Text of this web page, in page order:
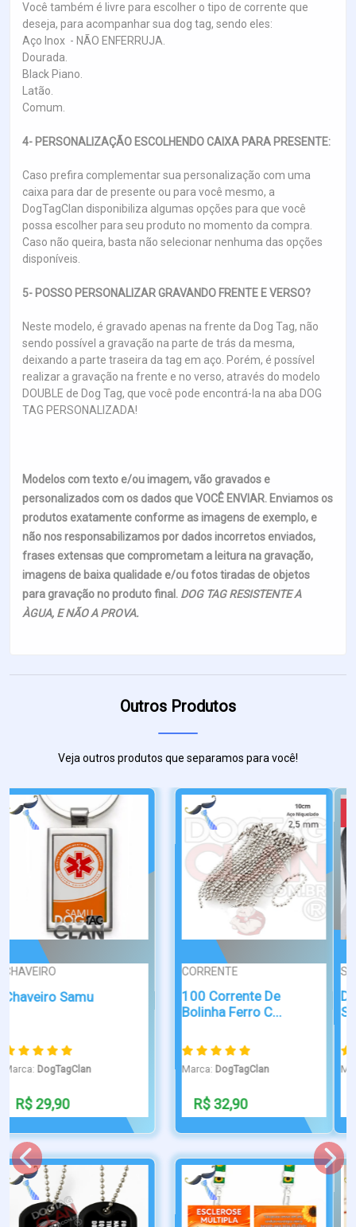
Você também é livre para escolher o tipo de corrente que
deseja, para acompanhar sua dog tag, sendo eles:
Aço Inox - NÃO ENFERRUJA.
Dourada.
Black Piano.
Latão.
Comum.
4- PERSONALIZAÇÃO ESCOLHENDO CAIXA PARA PRESENTE:
Caso prefira complementar sua personalização com uma
caixa para dar de presente ou para você mesmo, a
DogTagClan disponibiliza algumas opções para que você
possa escolher para seu produto no momento da compra.
Caso não queira, basta não selecionar nenhuma das opções
disponíveis.
5- POSSO PERSONALIZAR GRAVANDO FRENTE E VERSO?
Neste modelo, é gravado apenas na frente da Dog Tag, não
sendo possível a gravação na parte de trás da mesma,
deixando a parte traseira da tag em aço. Porém, é possível
realizar a gravação na frente e no verso, através do modelo
DOUBLE de Dog Tag, que você pode encontrá-la na aba DOG
TAG PERSONALIZADA!
Modelos com texto e/ou imagem, vão gravados e
personalizados com os dados que VOCÊ ENVIAR. Enviamos os
produtos exatamente conforme as imagens de exemplo, e
não nos responsabilizamos por dados incorretos enviados,
frases extensas que comprometam a leitura na gravação,
imagens de baixa qualidade e/ou fotos tiradas de objetos
para gravação no produto final. DOG TAG RESISTENTE A
ÀGUA, E NÃO A PROVA.
Outros Produtos
Veja outros produtos que separamos para você!
Novo
SIMPLES
Dog Tag Guerra na
Marca:DogTagClan
R$ 36,90
PONTA DE DIAM...
Dog Tag Caatinga Ponta
de diamante
Marca:DogTagClan
R$ 110,90